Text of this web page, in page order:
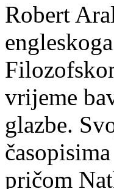
Robert
vrijeme
glazbe.
pričom